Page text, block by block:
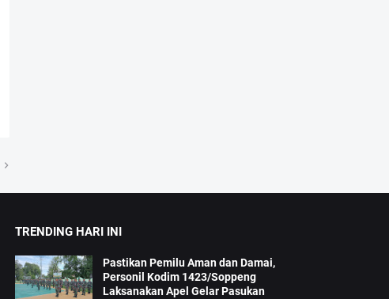
TRENDING HARI INI
Pastikan Pemilu Aman dan Damai,
Personil Kodim 1423/Soppeng
Laksanakan Apel Gelar Pasukan